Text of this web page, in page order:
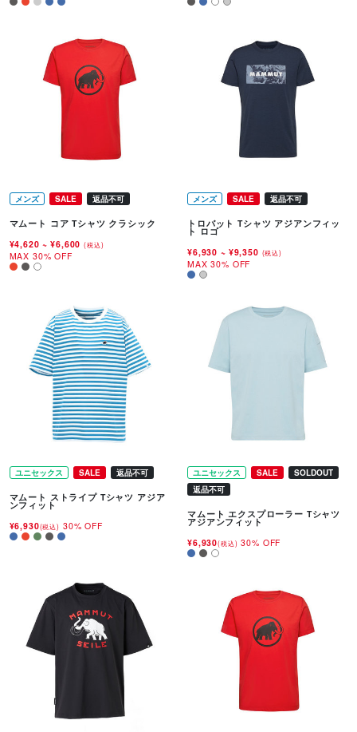
メンズ SALE 返品不可
マムート コア Tシャツ クラシック
¥4,620~ ¥6,600(税込)
MAX 30% OFF
メンズ SALE 返品不可
トロバット Tシャツ アジアンフィッ
ト ロゴ
¥6,930 ~ ¥9,350 (税込)
MAX 30% OFF
ユニセックス SALE 返品不可
マムート ストライプ Tシャツ アジア
ンフィット
¥6,930(税込) 30% OFF
ユニセックス SALE
SOLDOUT
返品不可
マムート エクスプローラー Tシャツ
アジアンフィット
¥6,930(税込) 30% OFF